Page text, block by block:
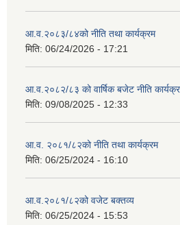
आ.व.२०८३/८४को नीति तथा कार्यक्रम
मिति: 06/24/2026 - 17:21
आ.व.२०८२/८३ को वार्षिक बजेट नीति
मिति: 09/08/2025 - 12:33
आ.व. २०८१/८२को नीति तथा कार्यक्रम
मिति: 06/25/2024 - 16:10
आ.व.२०८१/८२को वजेट बक्तव्य
मिति: 06/25/2024 - 15:53